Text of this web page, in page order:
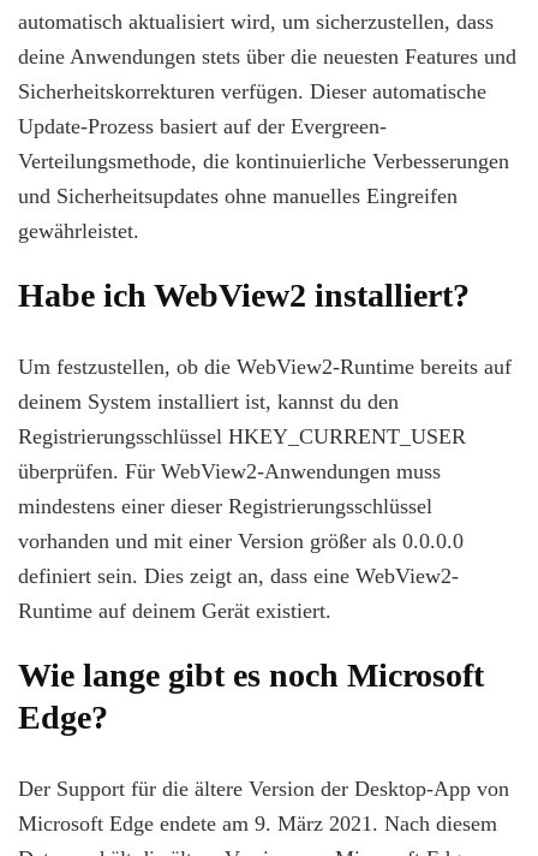
automatisch aktualisiert wird, um sicherzustellen, dass
deine Anwendungen stets über die neuesten Features und
Sicherheitskorrekturen verfügen. Dieser automatische
Update-Prozess basiert auf der Evergreen-
Verteilungsmethode, die kontinuierliche Verbesserungen
und Sicherheitsupdates ohne manuelles Eingreifen
gewährleistet.
Habe ich WebView2 installiert?
Um festzustellen, ob die WebView2-Runtime bereits auf
deinem System installiert ist, kannst du den
Registrierungsschlüssel HKEY_CURRENT_USER
überprüfen. Für WebView2-Anwendungen muss
mindestens einer dieser Registrierungsschlüssel
vorhanden und mit einer Version größer als 0.0.0.0
definiert sein. Dies zeigt an, dass eine WebView2-
Runtime auf deinem Gerät existiert.
Wie lange gibt es noch Microsoft
Edge?
Der Support für die ältere Version der Desktop-App von
Microsoft Edge endete am 9. März 2021. Nach diesem